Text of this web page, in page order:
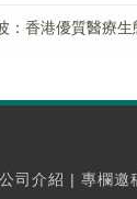
：香港優質醫療
公司介紹 | 專欄邀